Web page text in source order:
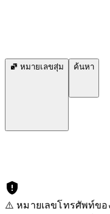
หมายเลขสุ่ม ค้นหา
⚠️ หมายเลขโทรศัพท์ข